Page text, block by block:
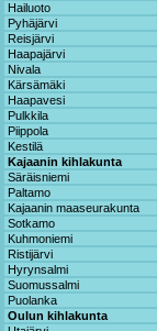
Hailuoto
Pyhäjärvi
Reisjärvi
Haapajärvi
Nivala
Kärsämäki
Haapavesi
Pulkkila
Piippola
Kestilä
Kajaanin kihlakunta
Säräisniemi
Paltamo
Kajaanin maaseurakunta
Sotkamo
Kuhmoniemi
Ristijärvi
Hyrynsalmi
Suomussalmi
Puolanka
Oulun kihlakunta